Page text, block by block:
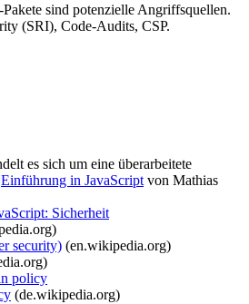
sind potenzielle Angriffsquellen.
(SRI), Code-Audits, CSP.
es sich um eine überarbeitete
Einführung in JavaScriptvon Mathias
Sicherheit
security) (en.wikipedia.org)
policy
(de.wikipedia.org)